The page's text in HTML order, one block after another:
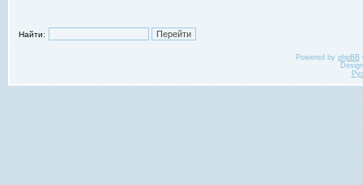
Найти:
Powered by phpBB